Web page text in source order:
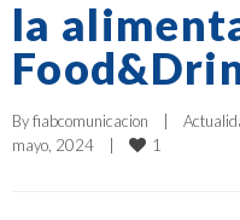
la
By fiabcomunicacion |
mayo, 2024
| 1